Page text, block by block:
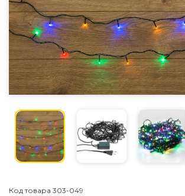
Код товара 303-049